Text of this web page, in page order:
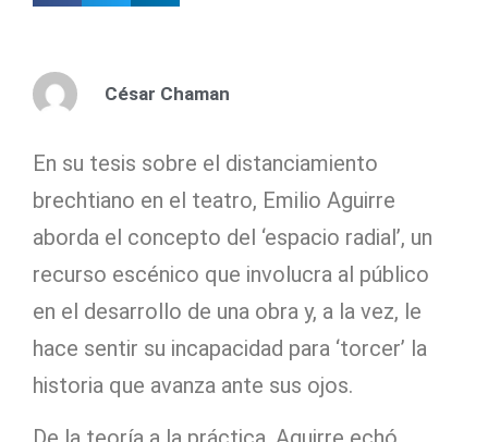
César Chaman
En su tesis sobre el distanciamiento
brechtiano en el teatro, Emilio Aguirre
aborda el concepto del ‘espacio radial’, un
recurso escénico que involucra al público
en el desarrollo de una obra y, a la vez, le
hace sentir su incapacidad para ‘torcer’ la
historia que avanza ante sus ojos.